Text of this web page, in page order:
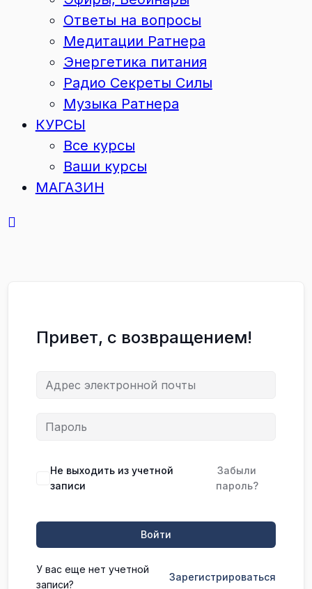
Ответы на вопросы
Медитации Ратнера
Энергетика питания
Радио Секреты Силы
Музыка Ратнера
КУРСЫ
Все курсы
Ваши курсы
МАГАЗИН
Привет, с возвращением!
Не выходить из учетной
записи
Забыли
пароль?
Войти
У вас еще нет учетной
записи?
Зарегистрироваться